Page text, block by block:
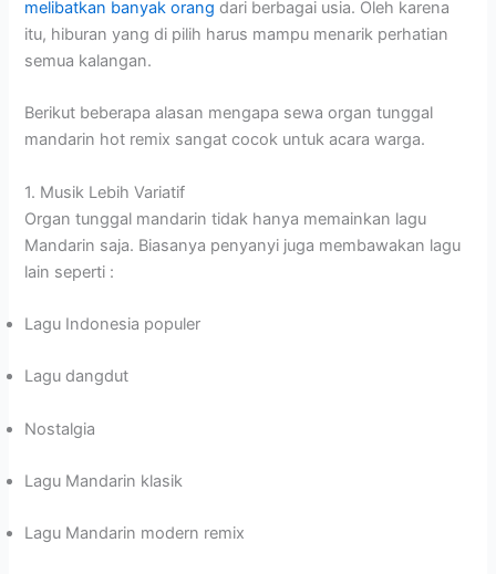
melibatkan banyak orang dari berbagai usia. Oleh karena
itu, hiburan yang di pilih harus mampu menarik perhatian
semua kalangan.
Berikut beberapa alasan mengapa sewa organ tunggal
mandarin hot remix sangat cocok untuk acara warga.
1. Musik Lebih Variatif
Organ tunggal mandarin tidak hanya memainkan lagu
Mandarin saja. Biasanya penyanyi juga membawakan lagu
lain seperti :
Lagu Indonesia populer
Lagu dangdut
Nostalgia
Lagu Mandarin klasik
Lagu Mandarin modern remix